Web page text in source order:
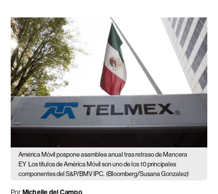
América Móvil pospone asamblea anual tras retraso de Mancera
EY Los títulos de América Móvil son uno de los 10 principales
componentes del S&P/BMV IPC. (Bloomberg/Susana Gonzalez)
PorMichelle del Campo